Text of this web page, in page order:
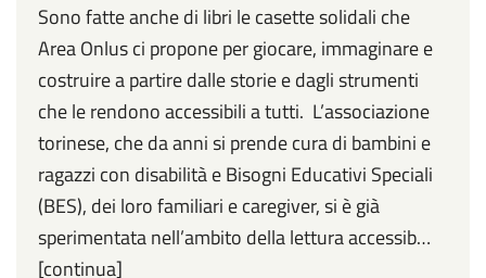
Sono fatte anche di libri le casette solidali che
Area Onlus ci propone per giocare, immaginare e
costruire a partire dalle storie e dagli strumenti
che le rendono accessibili a tutti. L’associazione
torinese, che da anni si prende cura di bambini e
ragazzi con disabilità e Bisogni Educativi Speciali
(BES), dei loro familiari e caregiver, si è già
sperimentata nell’ambito della lettura accessib…
[continua]